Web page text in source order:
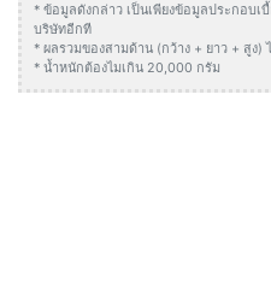
* ข้อมูลดังกล่าว เป็นเพียงข้อมูลประกอบ
บริษัทอีกที
* ผลรวมของสามด้าน (กว้าง + ยาว + สูง)
* น้ำหนักต้องไมเกิน 20,000 กรัม